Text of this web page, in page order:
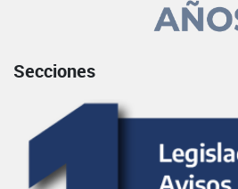
Secciones